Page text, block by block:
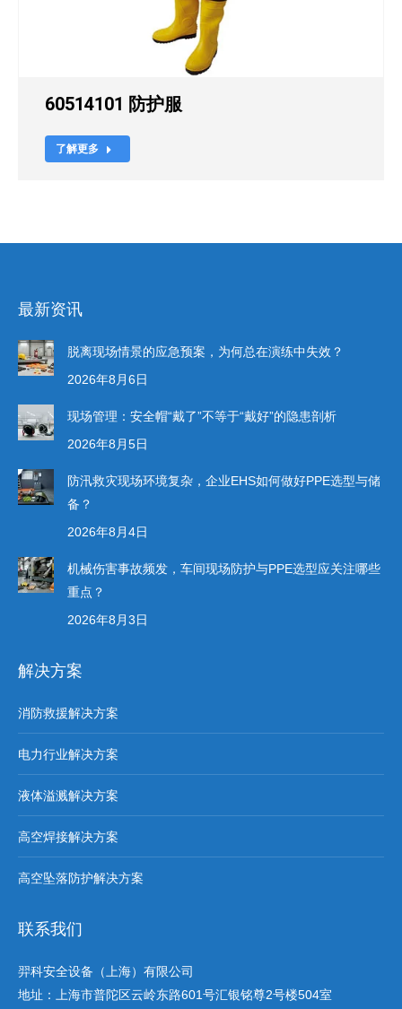
60514101 防护服
了解更多
最新资讯
脱离现场情景的应急预案，为何总在演练中失效？
2026年8月6日
现场管理：安全帽“戴了”不等于“戴好”的隐患剖析
2026年8月5日
防汛救灾现场环境复杂，企业EHS如何做好PPE选型与储
备？
2026年8月4日
机械伤害事故频发，车间现场防护与PPE选型应关注哪些
重点？
2026年8月3日
解决方案
消防救援解决方案
电力行业解决方案
液体溢溅解决方案
高空焊接解决方案
高空坠落防护解决方案
联系我们
羿科安全设备（上海）有限公司
地址：上海市普陀区云岭东路601号汇银铭尊2号楼504室